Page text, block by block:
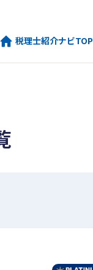
税理士紹介ナビTOP